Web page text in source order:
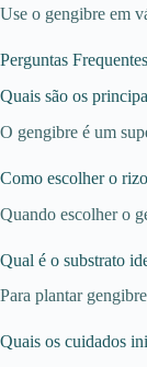
Use o gengibre em
Perguntas Frequentes
Quais são os
O gengibre é um
Como escolher o
Quando escolher o
Qual é o substrato
Para plantar
Quais os cuidados